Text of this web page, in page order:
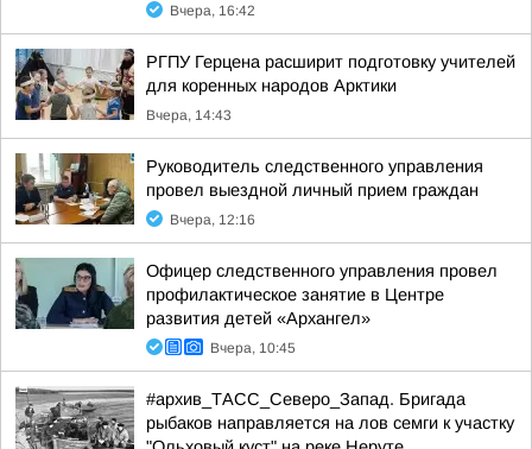
Вчера, 16:42
РГПУ Герцена расширит подготовку учителей
для коренных народов Арктики
Вчера, 14:43
Руководитель следственного управления
провел выездной личный прием граждан
Вчера, 12:16
Офицер следственного управления провел
профилактическое занятие в Центре
развития детей «Архангел»
Вчера, 10:45
#архив_ТАСС_Северо_Запад. Бригада
рыбаков направляется на лов семги к участку